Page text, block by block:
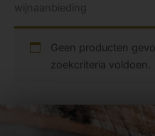
wijnaanbieding
Geen producten
zoekcriteria voldoen.